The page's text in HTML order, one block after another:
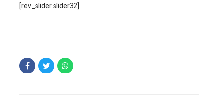
[rev_slider slider32]